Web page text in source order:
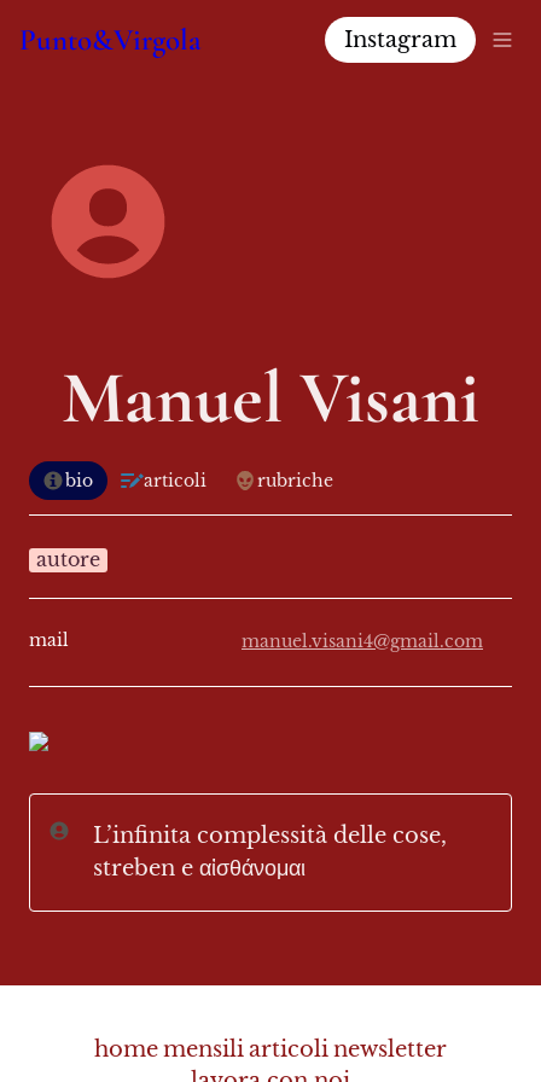
Punto&Virgola Instagram
Manuel Visani
bio articoli rubriche
autore
mail manuel.visani4@gmail.com
L’infinita complessità delle cose,
streben e αἰσθάνομαι
homemensiliarticolinewsletter